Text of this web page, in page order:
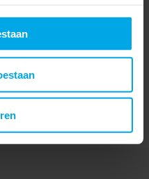
stevig plaatsen op platte
daken, met een
maximaal
700 kg. De afmetingen
van ...
Bekijken